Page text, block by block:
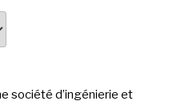
société d’ingénierie et